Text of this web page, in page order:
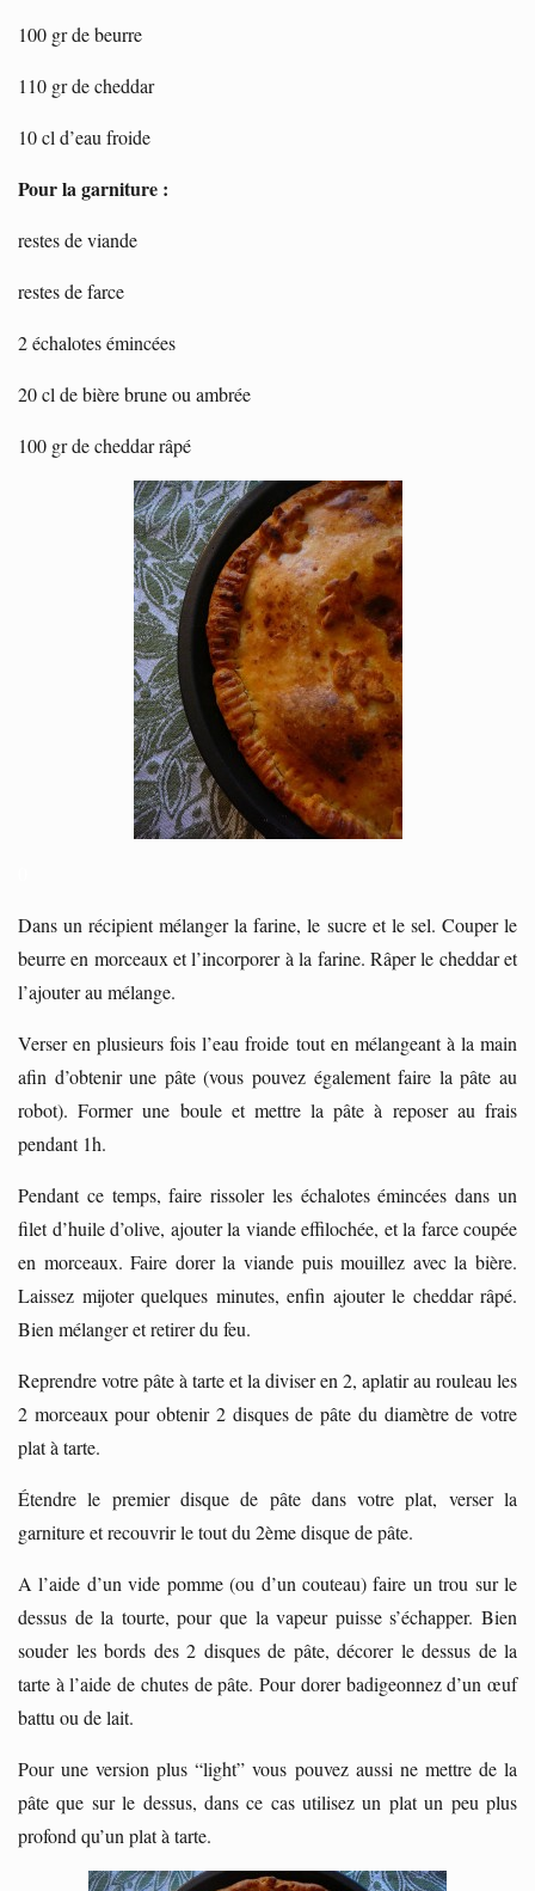
100 gr de beurre
110 gr de cheddar
10 cl d’eau froide
Pour la garniture :
restes de viande
restes de farce
2 échalotes émincées
20 cl de bière brune ou ambrée
100 gr de cheddar râpé
Dans un récipient mélanger la farine, le sucre et le sel. Couper le
beurre en morceaux et l’incorporer à la farine. Râper le cheddar et
l’ajouter au mélange.
Verser en plusieurs fois l’eau froide tout en mélangeant à la main
afin d’obtenir une pâte (vous pouvez également faire la pâte au
robot). Former une boule et mettre la pâte à reposer au frais
pendant 1h.
Pendant ce temps, faire rissoler les échalotes émincées dans un
filet d’huile d’olive, ajouter la viande effilochée, et la farce coupée
en morceaux. Faire dorer la viande puis mouillez avec la bière.
Laissez mijoter quelques minutes, enfin ajouter le cheddar râpé.
Bien mélanger et retirer du feu.
Reprendre votre pâte à tarte et la diviser en 2, aplatir au rouleau les
2 morceaux pour obtenir 2 disques de pâte du diamètre de votre
plat à tarte.
Étendre le premier disque de pâte dans votre plat, verser la
garniture et recouvrir le tout du 2ème disque de pâte.
A l’aide d’un vide pomme (ou d’un couteau) faire un trou sur le
dessus de la tourte, pour que la vapeur puisse s’échapper. Bien
souder les bords des 2 disques de pâte, décorer le dessus de la
tarte à l’aide de chutes de pâte. Pour dorer badigeonnez d’un œuf
battu ou de lait.
Pour une version plus “light” vous pouvez aussi ne mettre de la
pâte que sur le dessus, dans ce cas utilisez un plat un peu plus
profond qu’un plat à tarte.